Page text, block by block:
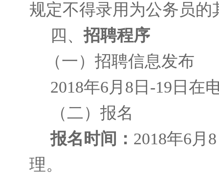
规定不得录用为公务员
四、招聘程序
（一）招聘信息发布
2018年6月8日-19日在
（二）报名
报名时间： 2018年6月
理。